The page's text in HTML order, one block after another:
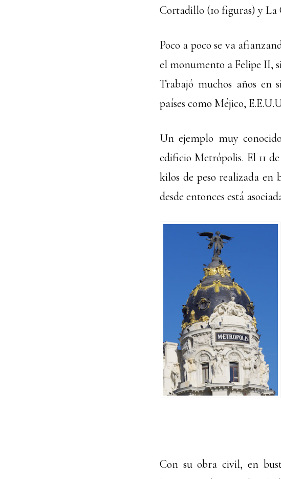
Cortadillo (10 figuras) y
Poco a poco se va
el monumento a Felipe II,
Trabajó muchos años en
países como Méjico,
Un ejemplo muy
edificio Metrópolis. El 11
kilos de peso realizada
desde entonces está
Con su obra civil, en